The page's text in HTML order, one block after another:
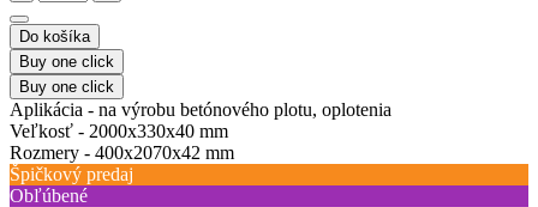
Do košíka
Buy one click
Buy one click
Aplikácia - na výrobu betónového plotu, oplotenia
Veľkosť - 2000х330х40 mm
Rozmery - 400х2070х42 mm
Špičkový predaj
Obľúbené